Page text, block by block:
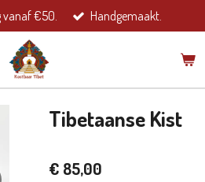
vanaf €50. Handgemaakt.
Tibetaanse Kist
€ 85,00